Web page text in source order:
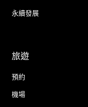
永續發展
旅遊
預約
機場